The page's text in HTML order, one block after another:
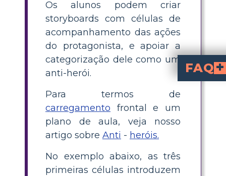
Os alunos podem criar
storyboards com células de
acompanhamento das ações
do protagonista, e apoiar a
categorização dele como um
anti-herói.
Para termos de
carregamento frontal e um
plano de aula, veja nosso
artigo sobre Anti - heróis.
No exemplo abaixo, as três
primeiras células introduzem
FAQ